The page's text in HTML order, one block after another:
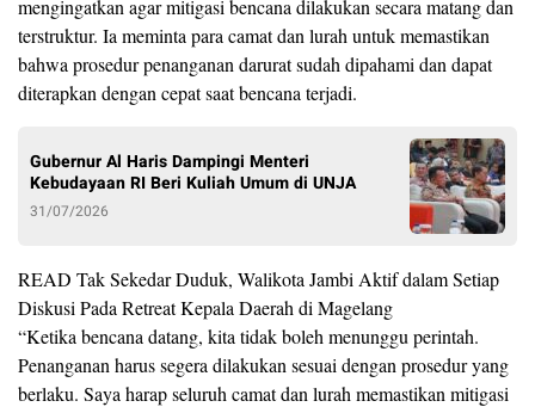
mengingatkan agar mitigasi bencana dilakukan secara matang dan
terstruktur. Ia meminta para camat dan lurah untuk memastikan
bahwa prosedur penanganan darurat sudah dipahami dan dapat
diterapkan dengan cepat saat bencana terjadi.
Gubernur Al Haris Dampingi Menteri
Kebudayaan RI Beri Kuliah Umum di UNJA
31/07/2026
READ Tak Sekedar Duduk, Walikota Jambi Aktif dalam Setiap
Diskusi Pada Retreat Kepala Daerah di Magelang
“Ketika bencana datang, kita tidak boleh menunggu perintah.
Penanganan harus segera dilakukan sesuai dengan prosedur yang
berlaku. Saya harap seluruh camat dan lurah memastikan mitigasi